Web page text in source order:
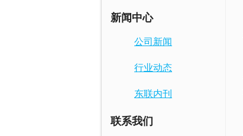
新闻中心
公司新闻
行业动态
东联内刊
联系我们